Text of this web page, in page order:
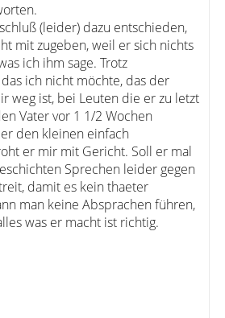
(leider) dazu entschieden,
mit zugeben, weil er sich nichts
ich ihm sage. Trotz
ich nicht möchte, das der
weg ist, bei Leuten die er zu letzt
Vater vor 1 1/2 Wochen
den kleinen einfach
er mir mit Gericht. Soll er mal
Sprechen leider gegen
damit es kein thaeter
man keine Absprachen führen,
was er macht ist richtig.